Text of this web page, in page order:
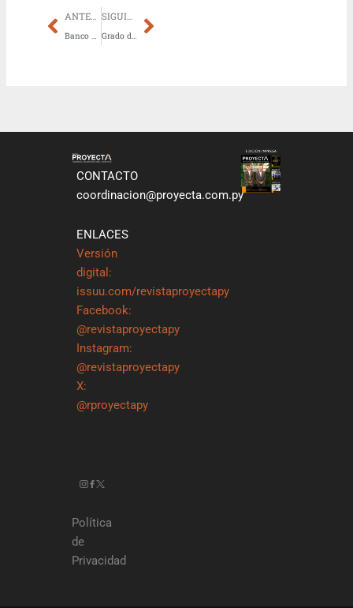
Prev SIGUIENTE Next
CONTACTO
coordinacion@proyecta.com.py
ENLACES
Versión
digital:
issuu.com/revistaproyectapy
Facebook:
@revistaproyectapy
Instagram:
@revistaproyectapy
X:
@rproyectapy
Política
de
Privacidad